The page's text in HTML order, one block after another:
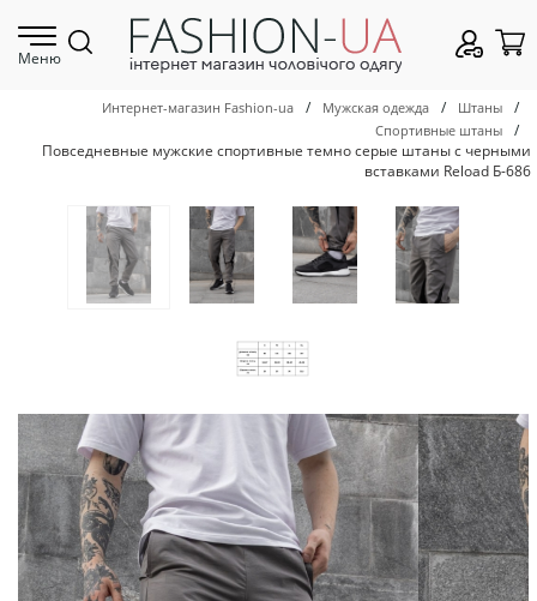
Меню
Интернет-магазин Fashion-ua / Мужская одежда / Штаны /
Спортивные штаны
/
Повседневные мужские спортивные темно серые штаны с черными
вставками Reload Б-686